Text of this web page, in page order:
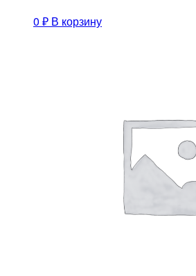
0 ₽ В корзину